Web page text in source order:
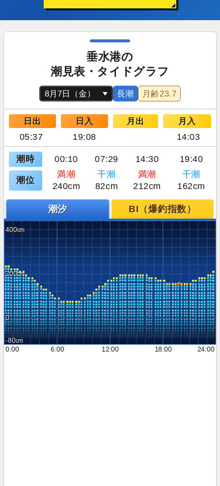
垂水港の
潮見表・タイドグラフ
長潮 月齢23.7
日出 日入 月出 月入
05:37 19:08 14:03
潮時 00:10 07:29 14:30 19:40
潮位
満潮 干潮 満潮
干潮
240cm
82cm 212cm 162cm
潮汐 BI（爆釣指数）
400
200
0
-80
0:00
6:00 12:00 18:00 24:00